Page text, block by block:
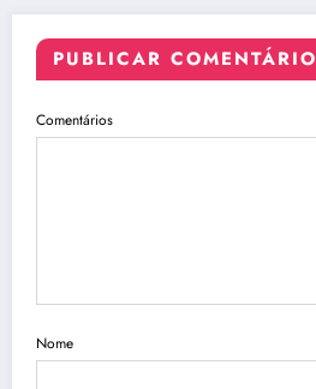
PUBLICAR COMENTÁRIO
Comentários
Nome